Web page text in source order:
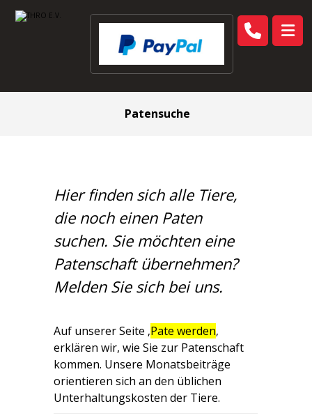
Patensuche
Hier finden sich alle Tiere,
die noch einen Paten
suchen. Sie möchten eine
Patenschaft übernehmen?
Melden Sie sich bei uns.
Auf unserer Seite ‚Pate werden‚
erklären wir, wie Sie zur Patenschaft
kommen. Unsere Monatsbeiträge
orientieren sich an den üblichen
Unterhaltungskosten der Tiere.